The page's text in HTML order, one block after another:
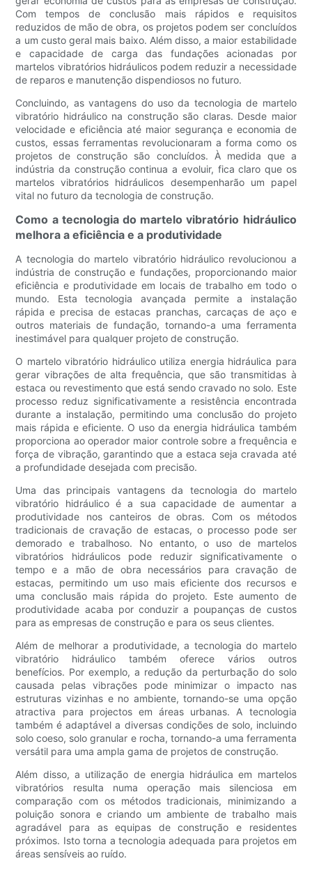
Com tempos de conclusão mais rápidos e requisitos
reduzidos de mão de obra, os projetos podem ser concluídos
a um custo geral mais baixo. Além disso, a maior estabilidade
e capacidade de carga das fundações acionadas por
martelos vibratórios hidráulicos podem reduzir a necessidade
de reparos e manutenção dispendiosos no futuro.
Concluindo, as vantagens do uso da tecnologia de martelo
vibratório hidráulico na construção são claras. Desde maior
velocidade e eficiência até maior segurança e economia de
custos, essas ferramentas revolucionaram a forma como os
projetos de construção são concluídos. À medida que a
indústria da construção continua a evoluir, fica claro que os
martelos vibratórios hidráulicos desempenharão um papel
vital no futuro da tecnologia de construção.
Como a tecnologia do martelo vibratório hidráulico
melhora a eficiência e a produtividade
A tecnologia do martelo vibratório hidráulico revolucionou a
indústria de construção e fundações, proporcionando maior
eficiência e produtividade em locais de trabalho em todo o
mundo. Esta tecnologia avançada permite a instalação
rápida e precisa de estacas pranchas, carcaças de aço e
outros materiais de fundação, tornando-a uma ferramenta
inestimável para qualquer projeto de construção.
O martelo vibratório hidráulico utiliza energia hidráulica para
gerar vibrações de alta frequência, que são transmitidas à
estaca ou revestimento que está sendo cravado no solo. Este
processo reduz significativamente a resistência encontrada
durante a instalação, permitindo uma conclusão do projeto
mais rápida e eficiente. O uso da energia hidráulica também
proporciona ao operador maior controle sobre a frequência e
força de vibração, garantindo que a estaca seja cravada até
a profundidade desejada com precisão.
Uma das principais vantagens da tecnologia do martelo
vibratório hidráulico é a sua capacidade de aumentar a
produtividade nos canteiros de obras. Com os métodos
tradicionais de cravação de estacas, o processo pode ser
demorado e trabalhoso. No entanto, o uso de martelos
vibratórios hidráulicos pode reduzir significativamente o
tempo e a mão de obra necessários para cravação de
estacas, permitindo um uso mais eficiente dos recursos e
uma conclusão mais rápida do projeto. Este aumento de
produtividade acaba por conduzir a poupanças de custos
para as empresas de construção e para os seus clientes.
Além de melhorar a produtividade, a tecnologia do martelo
vibratório hidráulico também oferece vários outros
benefícios. Por exemplo, a redução da perturbação do solo
causada pelas vibrações pode minimizar o impacto nas
estruturas vizinhas e no ambiente, tornando-se uma opção
atractiva para projectos em áreas urbanas. A tecnologia
também é adaptável a diversas condições de solo, incluindo
solo coeso, solo granular e rocha, tornando-a uma ferramenta
versátil para uma ampla gama de projetos de construção.
Além disso, a utilização de energia hidráulica em martelos
vibratórios resulta numa operação mais silenciosa em
comparação com os métodos tradicionais, minimizando a
poluição sonora e criando um ambiente de trabalho mais
agradável para as equipas de construção e residentes
próximos. Isto torna a tecnologia adequada para projetos em
áreas sensíveis ao ruído.